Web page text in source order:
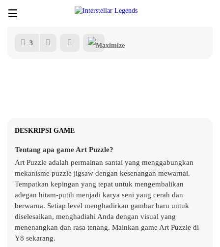
3
DESKRIPSI GAME
Tentang apa game Art Puzzle?
Art Puzzle adalah permainan santai yang menggabungkan
mekanisme puzzle jigsaw dengan kesenangan mewarnai.
Tempatkan kepingan yang tepat untuk mengembalikan
adegan hitam-putih menjadi karya seni yang cerah dan
berwarna. Setiap level menghadirkan gambar baru untuk
diselesaikan, menghadiahi Anda dengan visual yang
menenangkan dan rasa tenang. Mainkan game Art Puzzle di
Y8 sekarang.